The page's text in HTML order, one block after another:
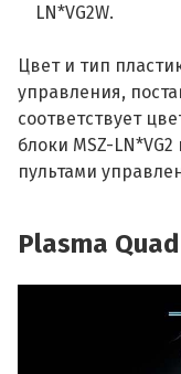
LN*VG2W.
Цвет и тип
управления,
соответствует
блоки MSZ-
пультами
Plasma